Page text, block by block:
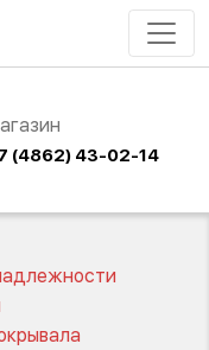
(4862) 43-02-14